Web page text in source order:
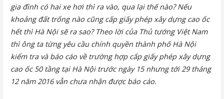
gia đình có hai xe hơi thì ra vào, qua lại thế nào? Nếu
khoảng đất trống nào cũng cấp giấy phép xây dựng cao ốc
hết thì Hà Nội sẽ ra sao? Theo lời của Thủ tướng Việt Nam
thì ông ta từng yêu cầu chính quyền thành phố Hà Nội
kiểm tra và báo cáo về trường hợp cấp giấy phép xây dựng
cao ốc 50 tầng tại Hà Nội trước ngày 15 nhưng tới 29 tháng
12 năm 2016 vẫn chưa nhận được báo cáo.